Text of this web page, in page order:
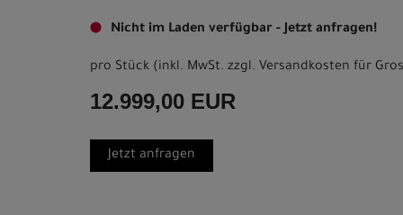
Nicht im Laden verfügbar - Jetzt anfragen!
pro Stück (inkl. MwSt. zzgl. Versandkosten für
12.999,00 EUR
Jetzt anfragen